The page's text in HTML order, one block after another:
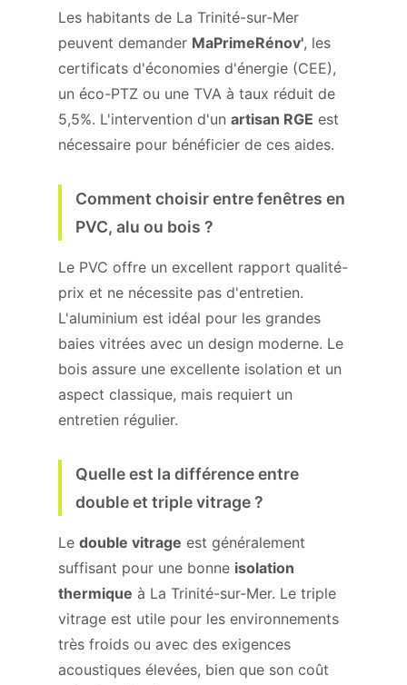
Les habitants de La Trinité-sur-Mer
peuvent demander MaPrimeRénov', les
certificats d'économies d'énergie (CEE),
un éco-PTZ ou une TVA à taux réduit de
5,5%. L'intervention d'un artisan RGE est
nécessaire pour bénéficier de ces aides.
Comment choisir entre fenêtres en
PVC, alu ou bois ?
Le PVC offre un excellent rapport qualité-
prix et ne nécessite pas d'entretien.
L'aluminium est idéal pour les grandes
baies vitrées avec un design moderne. Le
bois assure une excellente isolation et un
aspect classique, mais requiert un
entretien régulier.
Quelle est la différence entre
double et triple vitrage ?
Le double vitrage est généralement
suffisant pour une bonne isolation
thermique à La Trinité-sur-Mer. Le triple
vitrage est utile pour les environnements
très froids ou avec des exigences
acoustiques élevées, bien que son coût